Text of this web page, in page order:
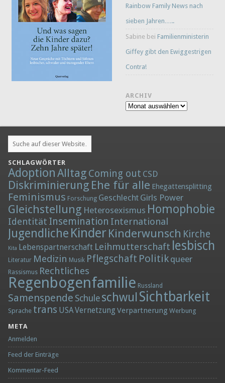
Rainbow Family News nach
sieben Jahren…..
Sabine bei Familienministerin
Giffey gibt den Ewiggestrigen
Contra!
ARCHIV
Archiv
SCHLAGWÖRTER
AdoptionAlltag Coming out CSD
Diskriminierung Ehe für alle Ehegattensplitting
Feminismus Forschung Geschlecht Girls Power
Gleichstellung Heterosexismus Homophobie
Identität Insemination International
Jugendliche Kinder Kinderwunsch Kirche
Kita Lebenspartnerschaft Leihmutterschaft lesbisch
Literatur Medizin Musik Pflegschaft Politik queer
Rassismus Rechtliches
Regenbogenfamilie Russland
Samenspende Schule schwul Sichtbarkeit
Sprache trans USAVernetzung Verpartnerung Werbung
META
Anmelden
Feed der Einträge
Kommentar-Feed